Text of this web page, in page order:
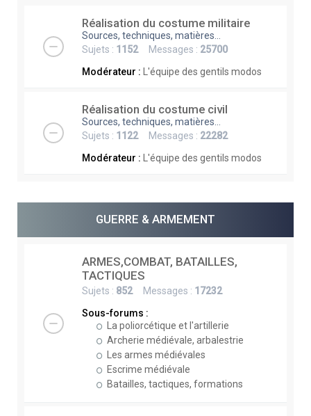
Réalisation du costume militaire
Sources, techniques, matières...
Sujets : 1152Messages : 25700
Modérateur :
L'équipe des gentils modos
Réalisation du costume civil
Sources, techniques, matières...
Sujets : 1122Messages : 22282
Modérateur :
L'équipe des gentils modos
GUERRE & ARMEMENT
ARMES,COMBAT, BATAILLES,
TACTIQUES
Sujets : 852Messages : 17232
Sous-forums :
La poliorcétique et l'artillerie
Archerie médiévale, arbalestrie
Les armes médiévales
Escrime médiévale
Batailles, tactiques, formations